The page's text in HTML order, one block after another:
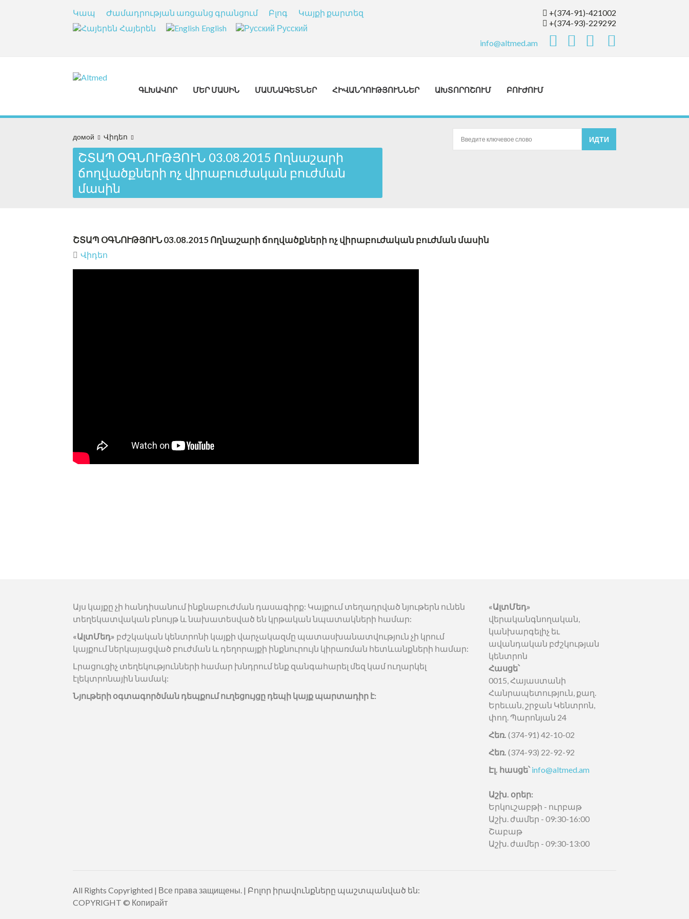
Կապ Ժամադրության առցանց գրանցում Բլոգ
Կայքի քարտեզ
Հայերեն
English Русский
+(374-91)-421002
+(374-93)-229292
info@altmed.am
ԳԼԽԱՎՈՐ ՄԵՐ ՄԱՍԻՆ ՄԱՍՆԱԳԵՏՆԵՐ ՀԻՎԱՆԴՈՒԹՅՈՒՆՆԵՐ ԱԽՏՈՐՈՇՈՒՄ ԲՈՒԺՈՒՄ
домой Վիդեո
ՇՏԱՊ ՕԳՆՈՒԹՅՈՒՆ 03.08.2015 Ողնաշարի
ճողվածքների ոչ վիրաբուժական բուժման
մասին
ՇՏԱՊ ՕԳՆՈՒԹՅՈՒՆ 03.08.2015 Ողնաշարի ճողվածքների ոչ վիրաբուժական բուժման մասին
Վիդեո
Այս կայքը չի հանդիսանում ինքնաբուժման դասագիրք: Կայքում տեղադրված նյութերն ունեն
տեղեկատվական բնույթ և նախատեսված են կրթական նպատակների համար:
«ԱլտՄեդ» բժշկական կենտրոնի կայքի վարչակազմը պատասխանատվություն չի կրում
կայքում ներկայացված բուժման և դեղորայքի ինքնուրույն կիրառման հետևանքների համար:
Լրացուցիչ տեղեկությունների համար խնդրում ենք զանգահարել մեզ կամ ուղարկել
էլեկտրոնային նամակ:
Նյութերի օգտագործման դեպքում ուղեցույցը դեպի կայք պարտադիր է:
«ԱլտՄեդ»
վերականգնողական,
կանխարգելիչ եւ
ավանդական բժշկության
կենտրոն
Հասցե՝
0015, Հայաստանի
Հանրապետություն, քաղ.
Երեւան, շրջան Կենտրոն,
փող. Պարոնյան 24
Հեռ. (374-91) 42-10-02
Հեռ. (374-93) 22-92-92
Էլ. հասցե՝info@altmed.am
Աշխ. օրեր:
Երկուշաբթի - ուրբաթ
Աշխ. ժամեր - 09:30-16:00
Շաբաթ
Աշխ. ժամեր - 09:30-13:00
All Rights Copyrighted | Все права защищены. | Բոլոր իրավունքները պաշտպանված են:
COPYRIGHT © Копирайт